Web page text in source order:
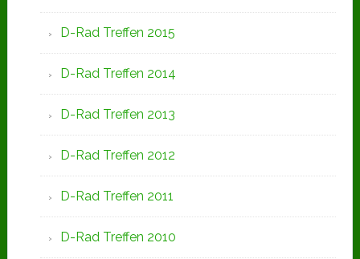
D-Rad Treffen 2015
D-Rad Treffen 2014
D-Rad Treffen 2013
D-Rad Treffen 2012
D-Rad Treffen 2011
D-Rad Treffen 2010